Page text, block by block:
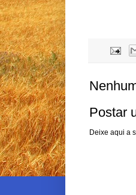
Postar
Deixe aqui a